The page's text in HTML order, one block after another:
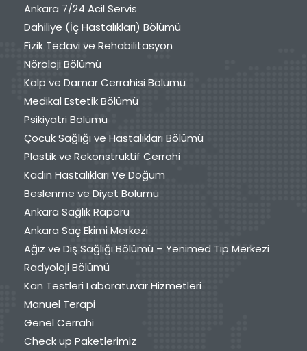
Ankara 7/24 Acil Servis
Dahiliye (İç Hastalıkları) Bölümü
Fizik Tedavi ve Rehabilitasyon
Nöroloji Bölümü
Kalp ve Damar Cerrahisi Bölümü
Medikal Estetik Bölümü
Psikiyatri Bölümü
Çocuk Sağlığı ve Hastalıkları Bölümü
Plastik ve Rekonstrüktif Cerrahi
Kadın Hastalıkları Ve Doğum
Beslenme ve Diyet Bölümü
Ankara Sağlık Raporu
Ankara Saç Ekimi Merkezi
Ağız ve Diş Sağlığı Bölümü – Yenimed Tıp Merkezi
Radyoloji Bölümü
Kan Testleri Laboratuvar Hizmetleri
Manuel Terapi
Genel Cerrahi
Check up Paketlerimiz